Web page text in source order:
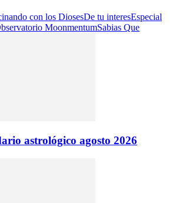
con los DiosesDe tu interesEspecial
MoonmentumSabias Que
astrológico agosto 2026